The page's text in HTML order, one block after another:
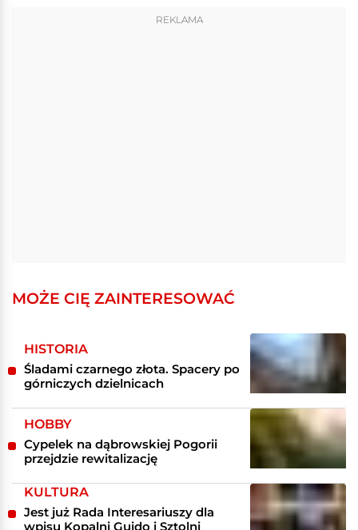
REKLAMA
MOŻE CIĘ ZAINTERESOWAĆ
HISTORIA
Śladami czarnego złota. Spacery po
górniczych dzielnicach
HOBBY
Cypelek na dąbrowskiej Pogorii
przejdzie rewitalizację
KULTURA
Jest już Rada Interesariuszy dla
wpisu Kopalni Guido i Sztolni